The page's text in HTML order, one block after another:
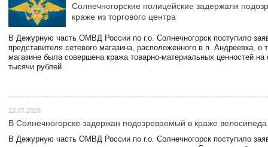
Солнечногорские полицейские задержали
краже из торгового центра
В Дежурную часть ОМВД России по г.о. Солнечногорск поступило
представителя сетевого магазина, расположенного в п. Андреевка, о
магазине была совершена кража товарно-материальных ценностей
тысячи рублей.
23.07.2026
В Солнечногорске задержан подозреваемый в краже велосипеда
В Дежурную часть ОМВД России по г.о. Солнечногорск поступило